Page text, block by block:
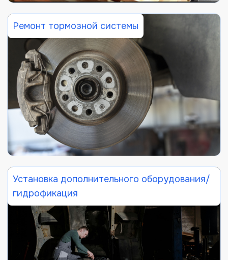
Ремонт тормозной системы
Установка дополнительного оборудования/
гидрофикация